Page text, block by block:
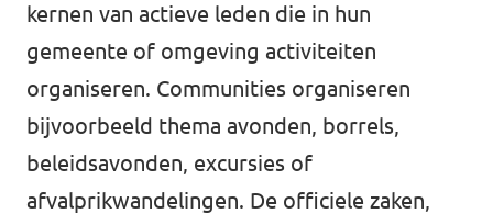
Almelo
Deventer
Enschede
Hengelo
kernen van actieve leden die in hun
gemeente of omgeving activiteiten
organiseren. Communities organiseren
bijvoorbeeld thema avonden, borrels,
beleidsavonden, excursies of
afvalprikwandelingen. De officiele zaken,